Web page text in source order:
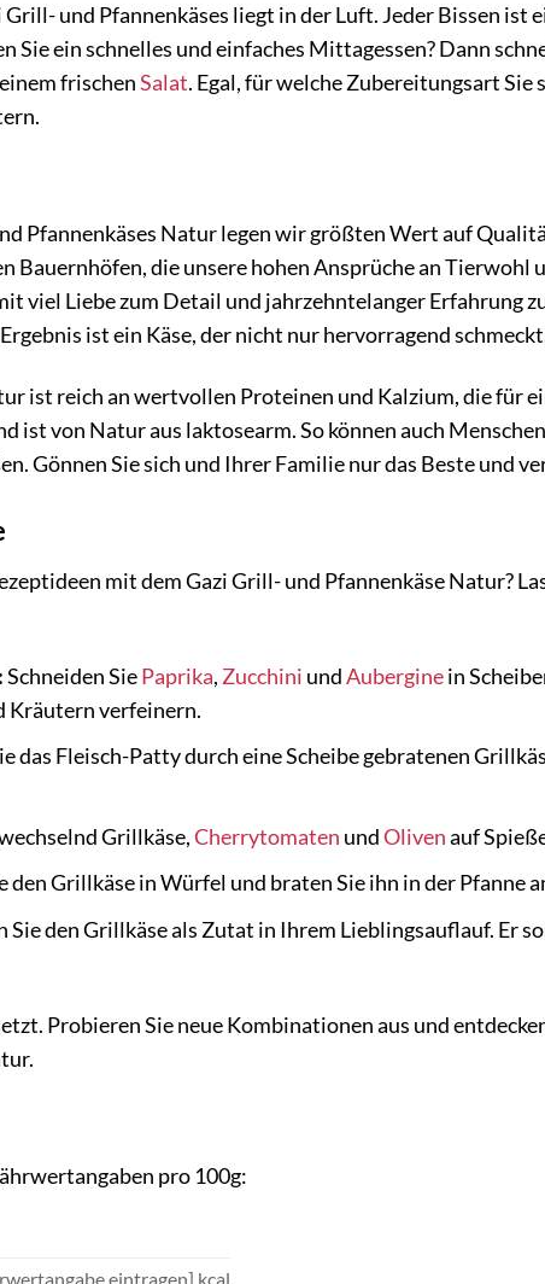
Grill- und Pfannenkäses liegt in der Luft. Jeder Bissen ist
Sie ein schnelles und einfaches Mittagessen? Dann
frischenSalat. Egal, für welche Zubereitungsart Sie
Pfannenkäses Natur legen wir größten Wert auf
Bauernhöfen, die unsere hohen Ansprüche an
viel Liebe zum Detail und jahrzehntelanger Erfahrung
ist ein Käse, der nicht nur hervorragend
ist reich an wertvollen Proteinen und Kalzium, die für
ist von Natur aus laktosearm. So können auch
Gönnen Sie sich und Ihrer Familie nur das Beste und
mit dem Gazi Grill- und Pfannenkäse Natur?
Schneiden SiePaprika, Zucchini undAuberginein
Kräutern verfeinern.
das Fleisch-Patty durch eine Scheibe gebratenen
Grillkäse,Cherrytomaten undOlivenauf
den Grillkäse in Würfel und braten Sie ihn in der Pfanne
Sie den Grillkäse als Zutat in Ihrem Lieblingsauflauf. Er
Probieren Sie neue Kombinationen aus und
pro 100g:
eintragen] kcal